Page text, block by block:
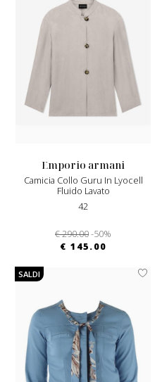
emporio armani
Camicia Collo Guru In Lyocell
Fluido Lavato
42
€ 290.00-50%
€ 145.00
SALDI